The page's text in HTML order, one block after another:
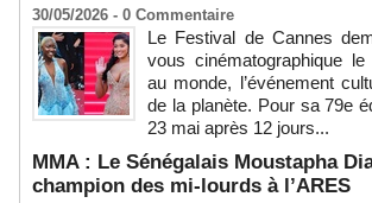
30/05/2026 - 0 Commentaire
Le Festival de Cannes
vous cinématographique
au monde, l’événement
de la planète. Pour sa 79e
23 mai après 12 jours...
MMA : Le Sénégalais Moustapha
champion des mi-lourds à l’ARES